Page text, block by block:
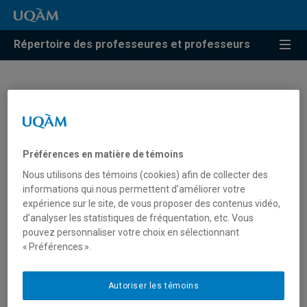
Répertoire des professeures et professeurs
Geneviève Cadoret
Unité:Département des sciences de l'activité
physique
: (514) 987-3000 poste 2244
Langues: Français, Anglais
Préférences en matière de témoins
Nous utilisons des témoins (cookies) afin de collecter des
informations qui nous permettent d’améliorer votre
expérience sur le site, de vous proposer des contenus vidéo,
d’analyser les statistiques de fréquentation, etc. Vous
pouvez personnaliser votre choix en sélectionnant
« Préférences ».
Autoriser les témoins